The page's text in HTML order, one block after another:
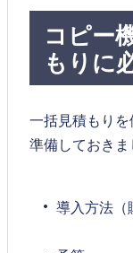
コピー
もりに
一括見積もり
準備しておきま
導入方法（